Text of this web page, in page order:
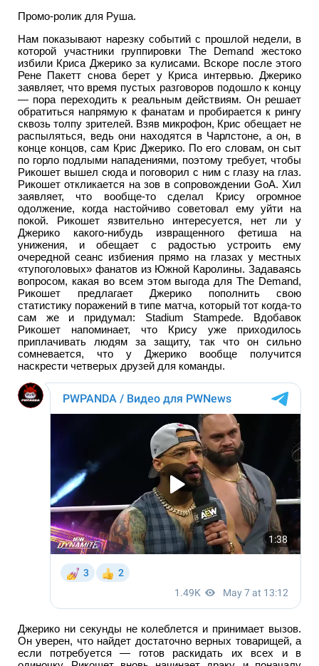
Промо-ролик для Руша.
Нам показывают нарезку событий с прошлой недели, в
которой участники группировки The Demand жестоко
избили Криса Джерико за кулисами. Вскоре после этого
Рене Пакетт снова берет у Криса интервью. Джерико
заявляет, что время пустых разговоров подошло к концу
— пора переходить к реальным действиям. Он решает
обратиться напрямую к фанатам и пробирается к рингу
сквозь толпу зрителей. Взяв микрофон, Крис обещает не
распыляться, ведь они находятся в Чарлстоне, а он, в
конце концов, сам Крис Джерико. По его словам, он сыт
по горло подлыми нападениями, поэтому требует, чтобы
Рикошет вышел сюда и поговорил с ним с глазу на глаз.
Рикошет откликается на зов в сопровождении GoA. Хил
заявляет, что вообще-то сделал Крису огромное
одолжение, когда настойчиво советовал ему уйти на
покой. Рикошет язвительно интересуется, нет ли у
Джерико какого-нибудь извращенного фетиша на
унижения, и обещает с радостью устроить ему
очередной сеанс избиения прямо на глазах у местных
«тупоголовых» фанатов из Южной Каролины. Задаваясь
вопросом, какая во всем этом выгода для The Demand,
Рикошет предлагает Джерико пополнить свою
статистику поражений в типе матча, который тот когда-то
сам же и придумал: Stadium Stampede. Вдобавок
Рикошет напоминает, что Крису уже приходилось
приплачивать людям за защиту, так что он сильно
сомневается, что у Джерико вообще получится
наскрести четверых друзей для команды.
Джерико ни секунды не колеблется и принимает вызов.
Он уверен, что найдет достаточно верных товарищей, а
если потребуется — готов раскидать их всех и в